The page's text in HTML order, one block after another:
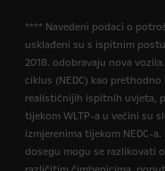
**** Navedeni podaci o
usklađeni su s ispitnim
2018. odobravaju nova
ciklus (NEDC) kao
realističnijih ispitnih uvjeta,
tijekom WLTP-a u većini su
izmjerenima tijekom NEDC-
dosegu mogu se razlikovati